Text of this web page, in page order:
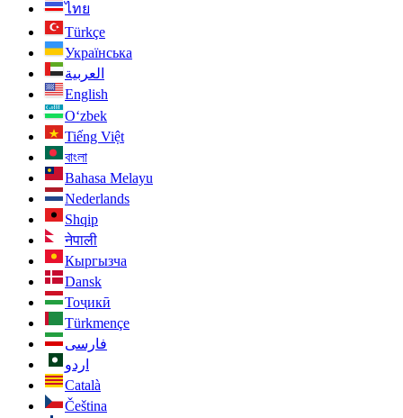
ไทย
Türkçe
Українська
العربية
English
O‘zbek
Tiếng Việt
বাংলা
Bahasa Melayu
Nederlands
Shqip
नेपाली
Кыргызча
Dansk
Тоҷикӣ
Türkmençe
فارسی
اردو
Català
Čeština